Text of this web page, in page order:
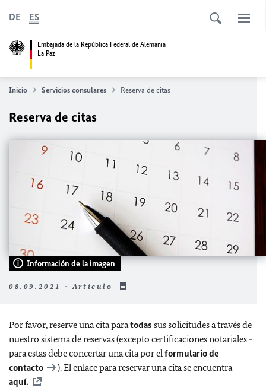
Embajada de la República Federal de Alemania
La Paz
DE ES
Inicio Servicios consulares Reserva de citas
Reserva de citas
Información de la imagen
08.09.2021 - Artículo
Por favor, reserve una cita paratodas sus solicitudes a través de
nuestro sistema de reservas (excepto certificaciones notariales -
para estas debe concertar una cita por el formulario de
contacto
). El enlace para reservar una cita se encuentra
aquí.